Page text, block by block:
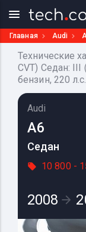
Главная Audi
Технические
CVT) Седан: III
бензин, 220 л.с.
Audi
A6
Седан
10 800 -
2008